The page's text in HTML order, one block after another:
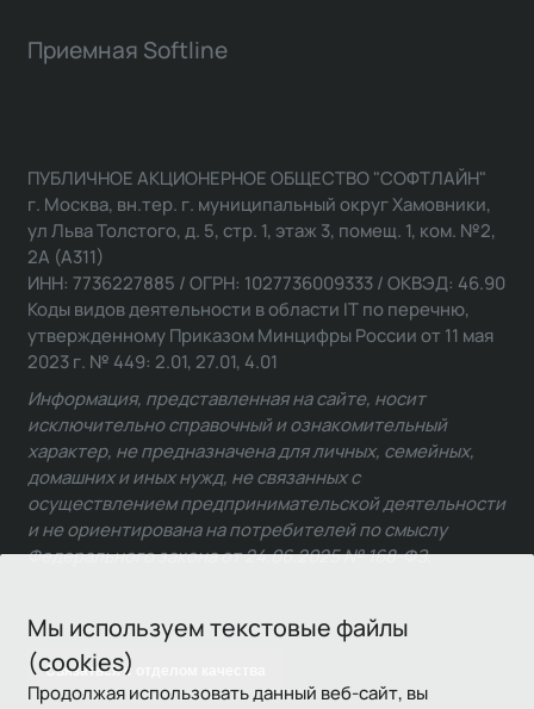
Мы используем текстовые файлы
(cookies)
Продолжая использовать данный веб-сайт, вы
Приемная Softline
Связаться с отделом качества
ПУБЛИЧНОЕ АКЦИОНЕРНОЕ ОБЩЕСТВО "СОФТЛАЙН"
г. Москва, вн.тер. г. муниципальный округ Хамовники,
ул Льва Толстого, д. 5, стр. 1, этаж 3, помещ. 1, ком. №2,
2А (А311)
ИНН: 7736227885 / ОГРН: 1027736009333 / ОКВЭД: 46.90
Коды видов деятельности в области IT по перечню,
утвержденному Приказом Минцифры России от 11 мая
2023 г. № 449: 2.01, 27.01, 4.01
Информация, представленная на сайте, носит
исключительно справочный и ознакомительный
характер, не предназначена для личных, семейных,
домашних и иных нужд, не связанных с
осуществлением предпринимательской деятельности
и не ориентирована на потребителей по смыслу
Федерального закона от 24.06.2025 № 168-ФЗ.